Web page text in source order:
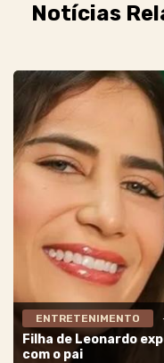
Notícias
ENTRETENIMENTO
Filha de Leonardo
com o pai